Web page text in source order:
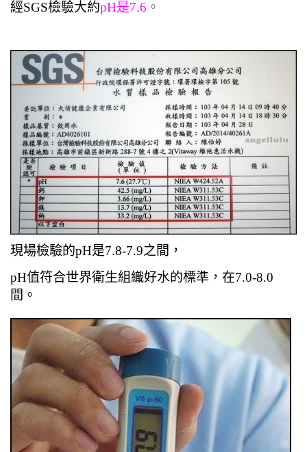
經SGS檢驗大約pH是7.6 。
現場檢驗的pH是7.8-7.9之間，
pH值符合世界衛生組織好水的標準，在7.0-8.0
間。